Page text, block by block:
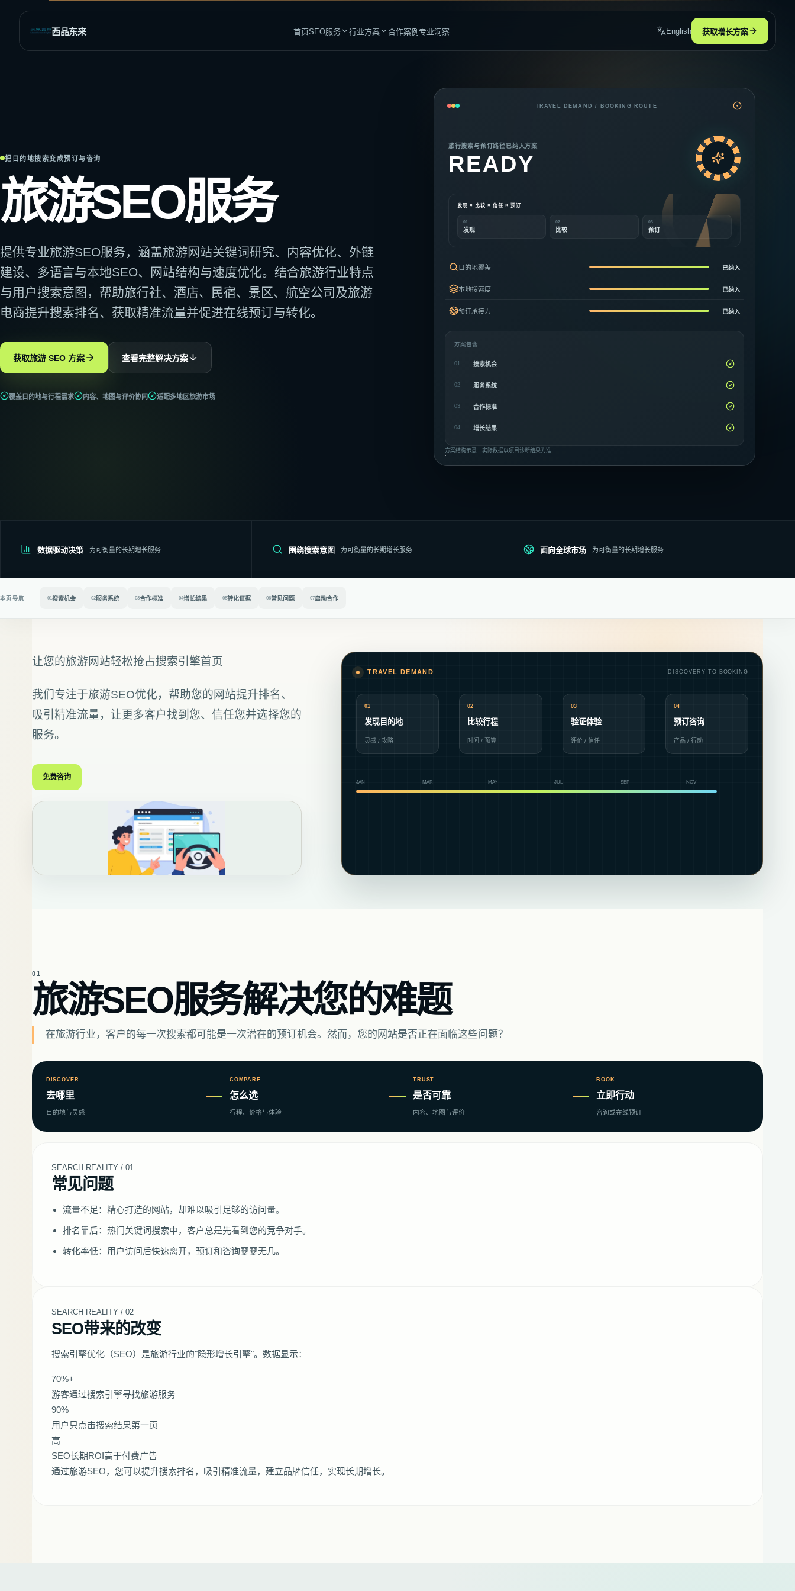
西品东来 首页SEO服务
网站诊断与修复
关键词调研
找到高价值搜索需求
页面优化
提升重点页面排名潜力
SEO内容写作
兼顾排名、信任与转化
外链建设
技术SEO
改善抓取、索引与性能
构建主题集群与语义网络
WordPress建站
适合内容驱动型业务
定制独立站
匹配复杂业务需求
品牌与团队赋能
GEO优化服务
提升AI搜索品牌可见度
为内部团队提供策略支持
行业方案
社交媒体SEO
高竞争行业
成人行业
CBD行业
贷款业务
合作案例专业洞察 English 获取增长方案
把目的地搜索变成预订与咨询
旅游SEO服务
提供专业旅游SEO服务，涵盖旅游网站关键词研究、内容优化、外链
建设、多语言与本地SEO、网站结构与速度优化。结合旅游行业特点
与用户搜索意图，帮助旅行社、酒店、民宿、景区、航空公司及旅游
电商提升搜索排名、获取精准流量并促进在线预订与转化。
获取旅游 SEO 方案 查看完整解决方案
覆盖目的地与行程需求 内容、地图与评价协同 适配多地区旅游市场
TRAVEL DEMAND / BOOKING ROUTE
旅行搜索与预订路径已纳入方案
READY
发现 × 比较 × 信任 × 预订
01
发现
02
比较
03
预订
目的地覆盖 已纳入
本地搜索度 已纳入
预订承接力 已纳入
方案包含
01 搜索机会
02 服务系统
03 合作标准
04 增长结果
方案结构示意 · 实际数据以项目诊断结果为准
数据驱动决策 为可衡量的长期增长服务 围绕搜索意图 为可衡量的长期增长服务 面向全球市场 为可衡量的长期增长服务
本页导航 01搜索机会 02服务系统 03合作标准 04增长结果 05转化证据 06常见问题 07启动合作
让您的旅游网站轻松抢占搜索引擎首页
我们专注于旅游SEO优化，帮助您的网站提升排名、
吸引精准流量，让更多客户找到您、信任您并选择您的
服务。
免费咨询
TRAVEL DEMAND DISCOVERY TO BOOKING
01
发现目的地
灵感 / 攻略
02
比较行程
时间 / 预算
03
验证体验
评价 / 信任
04
预订咨询
产品 / 行动
JAN MAR MAY JUL SEP NOV
01
旅游SEO服务解决您的难题
在旅游行业，客户的每一次搜索都可能是一次潜在的预订机会。然而，您的网站是否正在面临这些问题？
DISCOVER
去哪里
目的地与灵感
COMPARE
怎么选
行程、价格与体验
TRUST
是否可靠
内容、地图与评价
BOOK
立即行动
咨询或在线预订
SEARCH REALITY / 01
常见问题
流量不足：精心打造的网站，却难以吸引足够的访问量。
排名靠后：热门关键词搜索中，客户总是先看到您的竞争对手。
转化率低：用户访问后快速离开，预订和咨询寥寥无几。
SEARCH REALITY / 02
SEO带来的改变
搜索引擎优化（SEO）是旅游行业的"隐形增长引擎"。数据显示：
70%+
游客通过搜索引擎寻找旅游服务
90%
用户只点击搜索结果第一页
高
SEO长期ROI高于付费广告
通过旅游SEO，您可以提升搜索排名，吸引精准流量，建立品牌信任，实现长期增长。